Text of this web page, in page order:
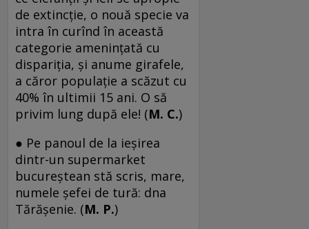
de extincţie, o nouă specie va
intra în curînd în această
categorie ameninţată cu
dispariţia, şi anume girafele,
a căror populaţie a scăzut cu
40% în ultimii 15 ani. O să
privim lung după ele! (M. C.)
● Pe panoul de la ieșirea
dintr-un supermarket
bucureștean stă scris, mare,
numele șefei de tură: dna
Tărășenie. (M. P.)